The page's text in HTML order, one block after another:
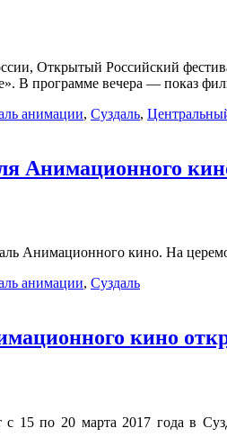
Открытый Российский
программе вечера — показ
анимации, Суздаль,
Анимационного
Анимационного кино. На
анимации, Суздаль
кино
15 по 20 марта 2017 года в